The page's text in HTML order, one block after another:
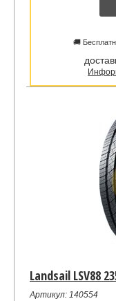
🚚
Landsail LSV88
Артикул: 140554